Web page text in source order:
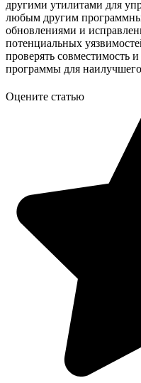
другими утилитами для
любым другим
обновлениями и
потенциальных
проверять совместимость
программы для
Оцените статью